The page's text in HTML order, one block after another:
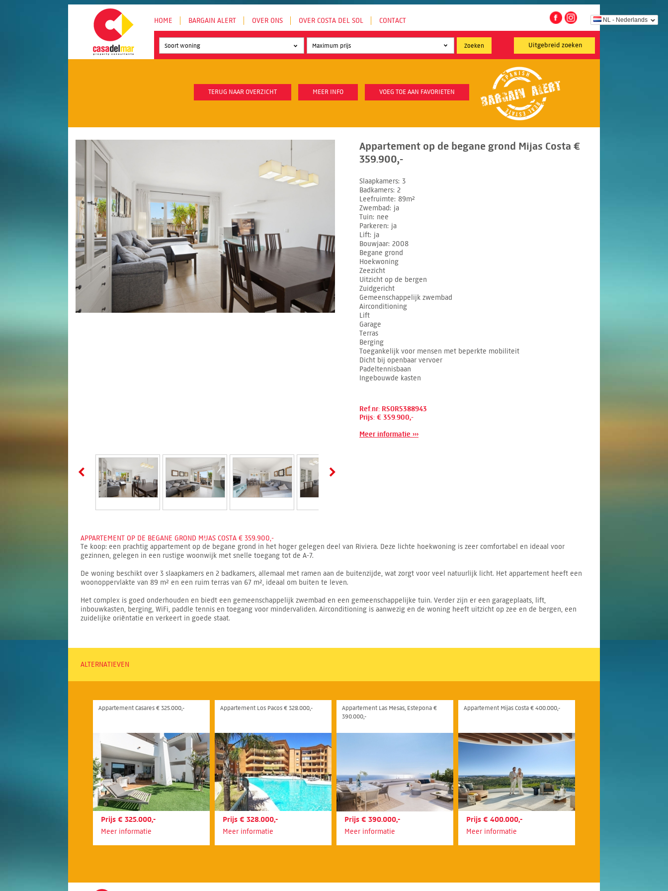
NL - Nederlands
HOME BARGAIN ALERT OVER ONS OVER COSTA DEL SOL CONTACT
Uitgebreid zoeken
Soort woning
TERUG NAAR OVERZICHT MEER INFO VOEG TOE AAN FAVORIETEN
Appartement op de begane grond Mijas Costa €
359.900,-
Slaapkamers 3
Badkamers 2
Leefruimte 89m²
Zwembad
ja
Tuin nee
Parkeren ja
Lift ja
Bouwjaar 2008
Begane grond
Hoekwoning
Zeezicht
Uitzicht op de bergen
Zuidgericht
Gemeenschappelijk zwembad
Airconditioning
Lift
Garage
Terras
Berging
Toegankelijk voor mensen met beperkte mobiliteit
Dicht bij openbaar vervoer
Padeltennisbaan
Ingebouwde kasten
Ref.nr: RSOR5388943
Prijs: € 359.900,-
Meer informatie ›››
APPARTEMENT OP DE BEGANE GROND MIJAS COSTA € 359.900,-
Te koop: een prachtig appartement op de begane grond in het hoger gelegen deel van Riviera. Deze lichte hoekwoning is zeer comfortabel en ideaal voor
gezinnen, gelegen in een rustige woonwijk met snelle toegang tot de A-7.
De woning beschikt over 3 slaapkamers en 2 badkamers, allemaal met ramen aan de buitenzijde, wat zorgt voor veel natuurlijk licht. Het appartement heeft een
woonoppervlakte van 89 m² en een ruim terras van 67 m², ideaal om buiten te leven.
Het complex is goed onderhouden en biedt een gemeenschappelijk zwembad en een gemeenschappelijke tuin. Verder zijn er een garageplaats, lift,
inbouwkasten, berging, WiFi, paddle tennis en toegang voor mindervaliden. Airconditioning is aanwezig en de woning heeft uitzicht op zee en de bergen, een
zuidelijke oriëntatie en verkeert in goede staat.
ALTERNATIEVEN
Appartement Casares € 325.000,-
Prijs € 325.000,-
Meer informatie
Appartement Los Pacos € 328.000,-
Prijs € 328.000,-
Meer informatie
Appartement Las Mesas, Estepona €
390.000,-
Prijs € 390.000,-
Meer informatie
Appartement Mijas Costa € 400.000,-
Prijs € 400.000,-
Meer informatie